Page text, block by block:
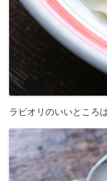
ラビオリのいいところ